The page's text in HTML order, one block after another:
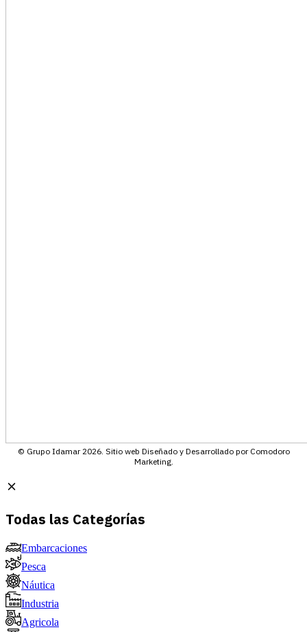
© Grupo Idamar 2026. Sitio web Diseñado y Desarrollado por Comodoro
Marketing.
Todas las Categorías
Embarcaciones
Pesca
Náutica
Industria
Agricola